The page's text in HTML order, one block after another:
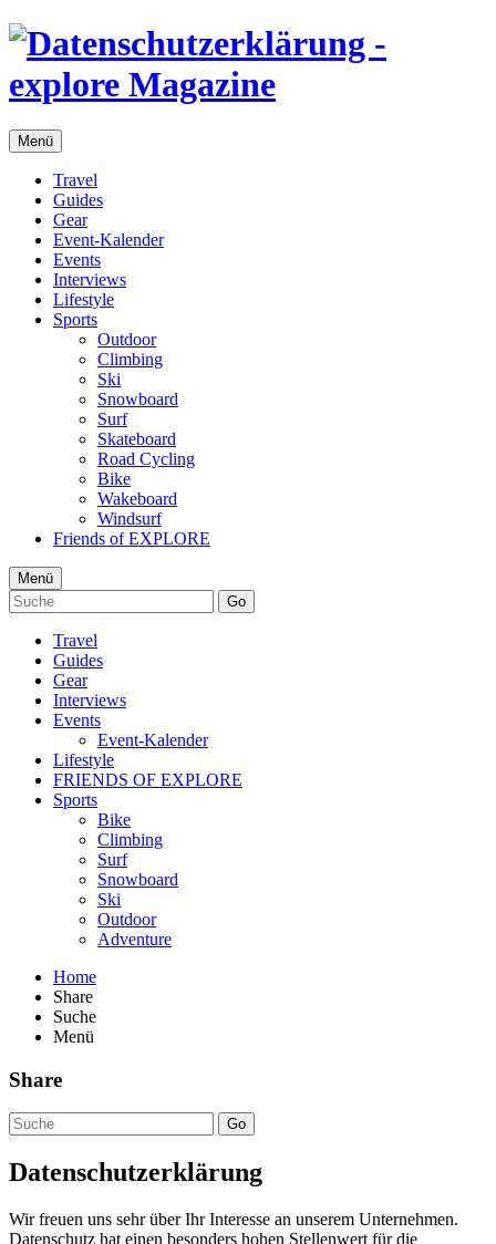
Menü
Travel
Guides
Gear
Event-Kalender
Events
Interviews
Lifestyle
Sports
Outdoor
Climbing
Ski
Snowboard
Surf
Skateboard
Road Cycling
Bike
Wakeboard
Windsurf
Friends of EXPLORE
Menü
Go
Travel
Guides
Gear
Interviews
Events
Event-Kalender
Lifestyle
FRIENDS OF EXPLORE
Sports
Bike
Climbing
Surf
Snowboard
Ski
Outdoor
Adventure
Home
Share
Suche
Menü
Share
Go
Datenschutzerklärung
Wir freuen uns sehr über Ihr Interesse an unserem Unternehmen.
Datenschutz hat einen besonders hohen Stellenwert für die